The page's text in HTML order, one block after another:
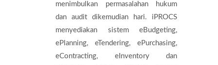
menimbulkan permasalahan hukum
dan audit dikemudian hari. iPROCS
menyediakan sistem eBudgeting,
ePlanning, eTendering, ePurchasing,
eContracting, eInventory dan